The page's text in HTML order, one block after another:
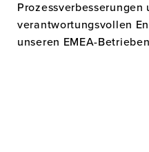
Prozessverbesserungen
verantwortungsvollen
unseren EMEA-